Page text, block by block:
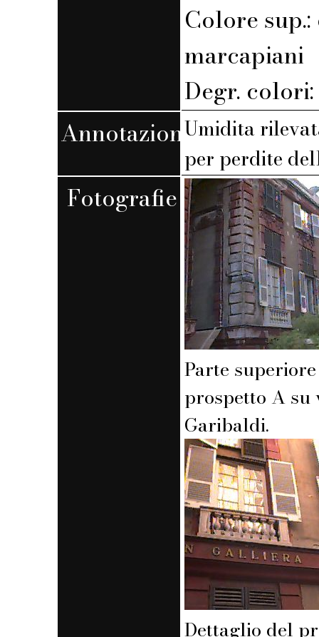
Colore
marcapiani
Degr.
AnnotazioniUmidita
per perdite
Fotografie
Parte
prospetto A su
Garibaldi.
Dettaglio del